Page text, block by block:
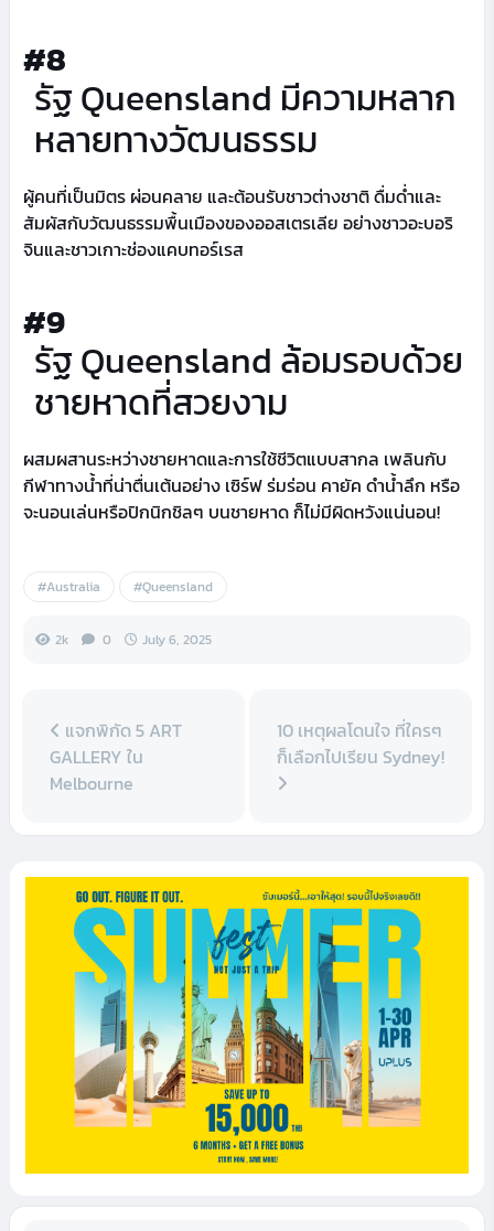
#8
รัฐ Queensland มีความหลาก
หลายทางวัฒนธรรม
ผู้คนที่เป็นมิตร ผ่อนคลาย และต้อนรับชาวต่างชาติ ดื่มด่ำและ
สัมผัสกับวัฒนธรรมพื้นเมืองของออสเตรเลีย อย่างชาวอะบอริ
จินและชาวเกาะช่องแคบทอร์เรส
#9
รัฐ Queensland ล้อมรอบด้วย
ชายหาดที่สวยงาม
ผสมผสานระหว่างชายหาดและการใช้ชีวิตแบบสากล เพลินกับ
กีฬาทางน้ำที่น่าตื่นเต้นอย่าง เซิร์ฟ ร่มร่อน คายัค ดำน้ำลึก หรือ
จะนอนเล่นหรือปิกนิกชิลๆ บนชายหาด ก็ไม่มีผิดหวังแน่นอน!
#Australia #Queensland
2k 0 July 6, 2025
แจกพิกัด 5 ART
GALLERY ใน
Melbourne
10 เหตุผลโดนใจ ที่ใครๆ
ก็เลือกไปเรียน Sydney!